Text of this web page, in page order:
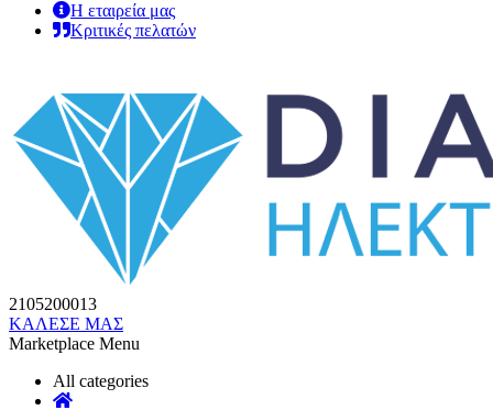
Η εταιρεία μας
Κριτικές πελατών
2105200013
ΚΑΛΕΣΕ ΜΑΣ
Marketplace Menu
All categories